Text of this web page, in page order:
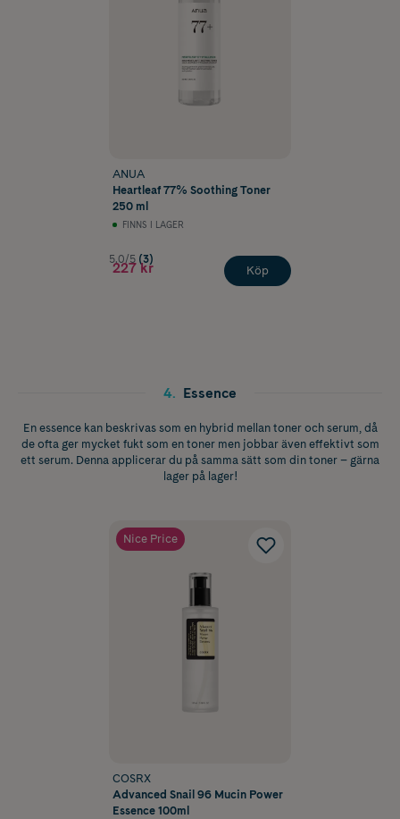
ANUA
Heartleaf 77% Soothing Toner
250 ml
FINNS I LAGER
5.0/5 (3)
227 kr Köp
4. Essence
En essence kan beskrivas som en hybrid mellan toner och serum, då
de ofta ger mycket fukt som en toner men jobbar även effektivt som
ett serum. Denna applicerar du på samma sätt som din toner – gärna
lager på lager!
Nice Price
COSRX
Advanced Snail 96 Mucin Power
Essence 100ml